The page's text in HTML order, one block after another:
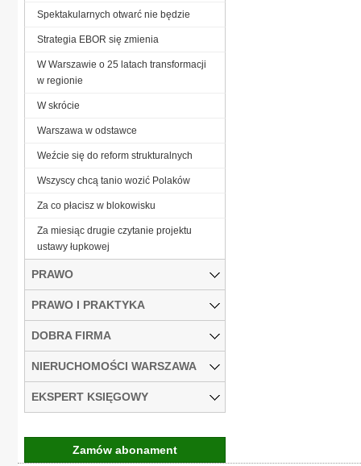
Spektakularnych otwarć nie będzie
Strategia EBOR się zmienia
W Warszawie o 25 latach transformacji
w regionie
W skrócie
Warszawa w odstawce
Weźcie się do reform strukturalnych
Wszyscy chcą tanio wozić Polaków
Za co płacisz w blokowisku
Za miesiąc drugie czytanie projektu
ustawy łupkowej
PRAWO
PRAWO I PRAKTYKA
DOBRA FIRMA
NIERUCHOMOŚCI WARSZAWA
EKSPERT KSIĘGOWY
Zamów abonament